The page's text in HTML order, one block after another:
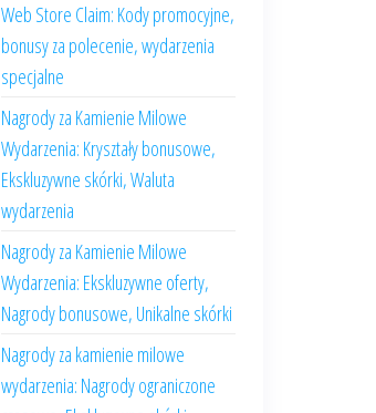
Web Store Claim: Kody promocyjne,
bonusy za polecenie, wydarzenia
specjalne
Nagrody za Kamienie Milowe
Wydarzenia: Kryształy bonusowe,
Ekskluzywne skórki, Waluta
wydarzenia
Nagrody za Kamienie Milowe
Wydarzenia: Ekskluzywne oferty,
Nagrody bonusowe, Unikalne skórki
Nagrody za kamienie milowe
wydarzenia: Nagrody ograniczone